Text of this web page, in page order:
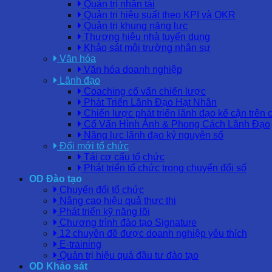
Quản trị nhân tài
Quản trị hiệu suất theo KPI và OKR
Quản trị khung năng lực
Thương hiệu nhà tuyển dụng
Khảo sát môi trường nhân sự
Văn hóa
Văn hóa doanh nghiệp
Lãnh đạo
Coaching cố vấn chiến lược
Phát Triển Lãnh Đạo Hạt Nhân
Chiến lược phát triển lãnh đạo kế cận trên
Cố Vấn Hình Ảnh & Phong Cách Lãnh Đạo
Năng lực lãnh đạo kỷ nguyên số
Đổi mới tổ chức
Tái cơ cấu tổ chức
Phát triển tổ chức trong chuyển đổi số
OD Đào tạo
Chuyển đổi tổ chức
Nâng cao hiệu quả thực thi
Phát triển kỹ năng lõi
Chương trình đào tạo Signature
12 chuyên đề được doanh nghiệp yêu thích
E-training
Quản trị hiệu quả đầu tư đào tạo
OD Khảo sát